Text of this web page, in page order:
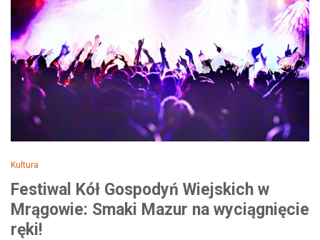
Kultura
Festiwal Kół Gospodyń Wiejskich w
Mrągowie: Smaki Mazur na wyciągnięcie
ręki!